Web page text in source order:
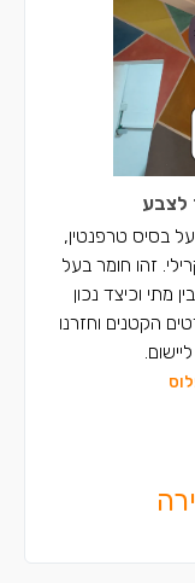
לצבע
בסיס טרפנטין,
זהו חומר בעל
מתי וכיצד נכון
הקטנים וחזרנו